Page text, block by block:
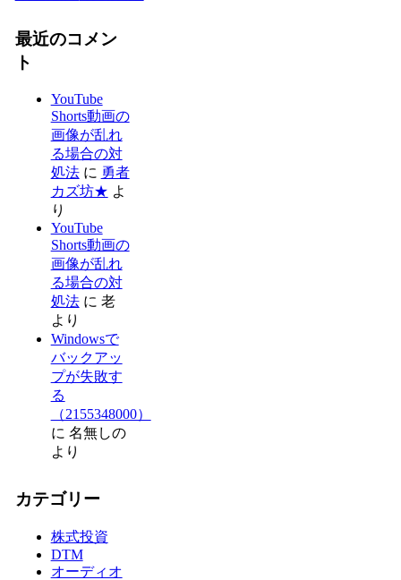
最近のコメン
ト
YouTube
Shorts動画の
画像が乱れ
る場合の対
処法に 勇者
カズ坊★ よ
り
YouTube
Shorts動画の
画像が乱れ
る場合の対
処法に 老
より
Windowsで
バックアッ
プが失敗す
る
（2155348000）
に 名無しの
より
カテゴリー
株式投資
DTM
オーディオ